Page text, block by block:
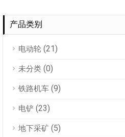
产品类别
电动轮 (21)
未分类 (0)
铁路机车 (9)
电铲 (23)
地下采矿 (5)